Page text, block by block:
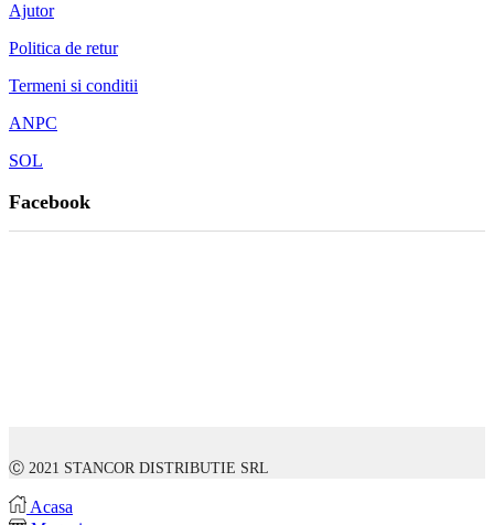
Ajutor
Politica de retur
Termeni si conditii
ANPC
SOL
Facebook
Ⓒ 2021 STANCOR DISTRIBUTIE SRL
Acasa